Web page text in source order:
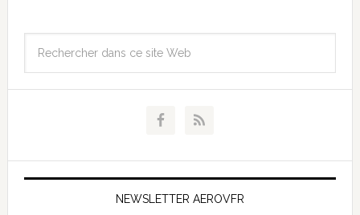
NEWSLETTER AEROVFR